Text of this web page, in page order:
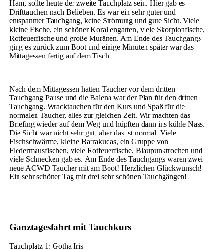
Ham, sollte heute der zweite Tauchplatz sein. Hier gab es
Drifttauchen nach Belieben. Es war ein sehr guter und
entspannter Tauchgang, keine Strömung und gute Sicht. Viele
kleine Fische, ein schöner Korallengarten, viele Skorpionfische,
Rotfeuerfische und große Muränen. Am Ende des Tauchgangs
ging es zurück zum Boot und einige Minuten später war das
Mittagessen fertig auf dem Tisch.
Nach dem Mittagessen hatten Taucher vor dem dritten
Tauchgang Pause und die Balena war der Plan für den dritten
Tauchgang. Wracktauchen für den Kurs und Spaß für die
normalen Taucher, alles zur gleichen Zeit. Wir machten das
Briefing wieder auf dem Weg und hüpften dann ins kühle Nass.
Die Sicht war nicht sehr gut, aber das ist normal. Viele
Fischschwärme, kleine Barrakudas, ein Gruppe von
Fledermausfischen, viele Rotfeuerfische, Blaupunktrochen und
viele Schnecken gab es. Am Ende des Tauchgangs waren zwei
neue AOWD Taucher mit am Boot! Herzlichen Glückwunsch!
Ein sehr schöner Tag mit drei sehr schönen Tauchgängen!
Ganztagesfahrt mit Tauchkurs
Tauchplatz 1: Gotha Iris